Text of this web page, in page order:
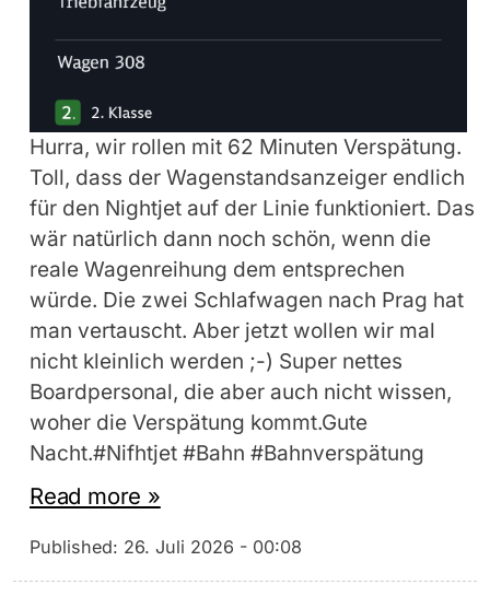
Hurra, wir rollen mit 62 Minuten Verspätung.
Toll, dass der Wagenstandsanzeiger endlich
für den Nightjet auf der Linie funktioniert. Das
wär natürlich dann noch schön, wenn die
reale Wagenreihung dem entsprechen
würde. Die zwei Schlafwagen nach Prag hat
man vertauscht. Aber jetzt wollen wir mal
nicht kleinlich werden ;-) Super nettes
Boardpersonal, die aber auch nicht wissen,
woher die Verspätung kommt.Gute
Nacht.#Nifhtjet #Bahn #Bahnverspätung
Read more »
Published: 26. Juli 2026 - 00:08